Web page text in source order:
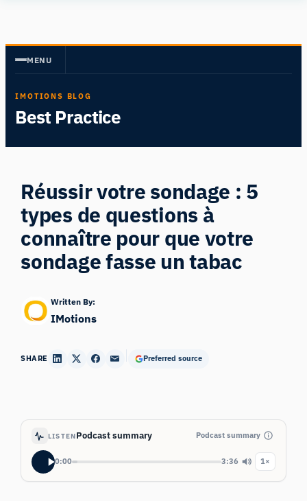
contenu
MENU
IMOTIONS BLOG
Best Practice
Réussir votre sondage : 5
types de questions à
connaître pour que votre
sondage fasse un tabac
Written By:
IMotions
SHARE Preferred source
LISTENPodcast summary Podcast summary
0:00 3:36 1×